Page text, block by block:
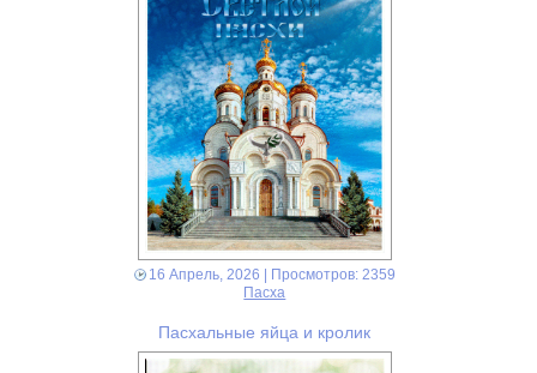
16 Апрель, 2026 | Просмотров: 2359
Пасха
Пасхальные яйца и кролик